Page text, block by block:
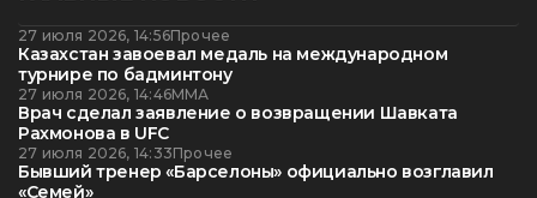
27 июля 2026, 14:56Прочее
Казахстан завоевал медаль на международном
турнире по бадминтону
27 июля 2026, 14:46ММА
Врач сделал заявление о возвращении Шавката
Рахмонова в UFC
27 июля 2026, 14:33Прочее
Бывший тренер «Барселоны» официально возглавил
«Семей»